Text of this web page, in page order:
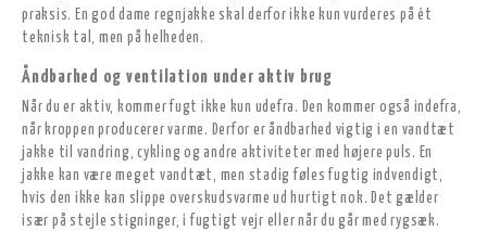
praksis. En god dame regnjakke skal derfor ikke kun vurderes på ét
teknisk tal, men på helheden.
Åndbarhed og ventilation under aktiv brug
Når du er aktiv, kommer fugt ikke kun udefra. Den kommer også indefra,
når kroppen producerer varme. Derfor er åndbarhed vigtig i en vandtæt
jakke til vandring, cykling og andre aktiviteter med højere puls. En
jakke kan være meget vandtæt, men stadig føles fugtig indvendigt,
hvis den ikke kan slippe overskudsvarme ud hurtigt nok. Det gælder
især på stejle stigninger, i fugtigt vejr eller når du går med rygsæk.